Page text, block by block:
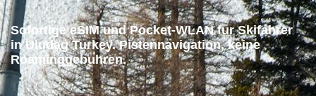
Sofortige eSIM und Pocket-WLAN fur Skifahrer
in Uludag Turkey. Pistennavigation, keine
Roaminggebuhren.